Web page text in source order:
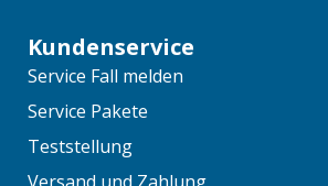
Kundenservice
Service Fall melden
Service Pakete
Teststellung